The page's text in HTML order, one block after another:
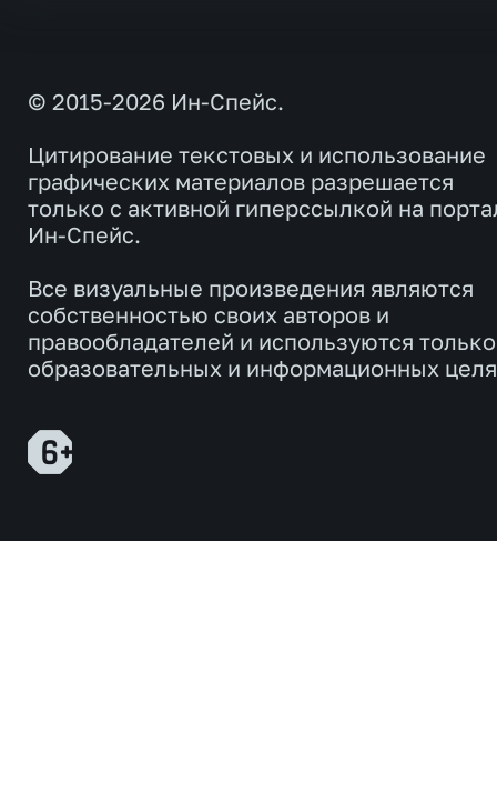
© 2015-2026 Ин-Спейс.
Цитирование текстовых и использование
графических материалов разрешается
только с активной гиперссылкой на
Ин-Спейс.
Все визуальные произведения являются
собственностью своих авторов и
правообладателей и используются
образовательных и информационных